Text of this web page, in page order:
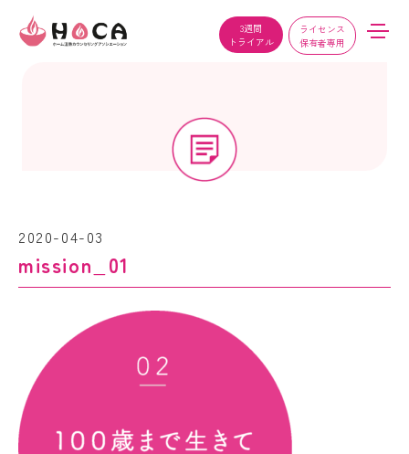
3週間
トライアル
ライセンス
保有者専用
2020-04-03
mission_01